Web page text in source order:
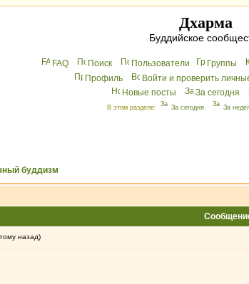
Дхарма
Буддийское
FAQ Поиск Пользователи Группы
Профиль
Войти и проверить
Новые посты
За сегодня
В этом разделе: За сегодня За
буддизм
назад)